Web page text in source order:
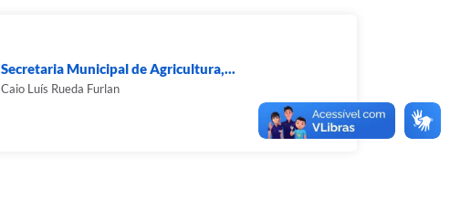
Secretaria Municipal de Agricultura,...
Caio Luís Rueda Furlan